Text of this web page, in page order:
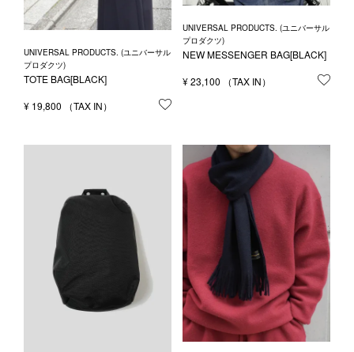
UNIVERSAL PRODUCTS. (ユニバーサル
プロダクツ)
TOTE BAG[BLACK]
¥ 19,800
UNIVERSAL PRODUCTS. (ユニバーサル
プロダクツ)
NEW MESSENGER BAG[BLACK]
¥23,100